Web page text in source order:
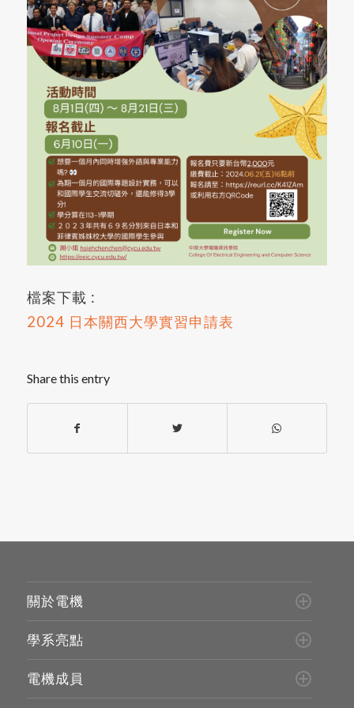
檔案下載 :
2024 日本關西大學實習申請表
Share this entry
關於電機
學系亮點
電機成員